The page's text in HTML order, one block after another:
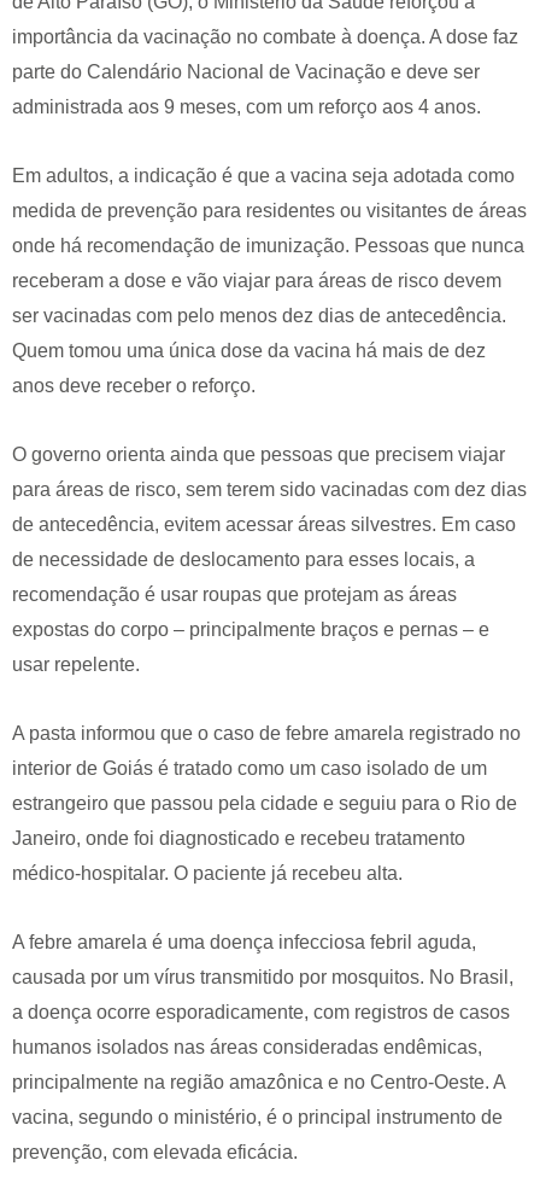
importância da vacinação no combate à doença. A dose faz
parte do Calendário Nacional de Vacinação e deve ser
administrada aos 9 meses, com um reforço aos 4 anos.
Em adultos, a indicação é que a vacina seja adotada como
medida de prevenção para residentes ou visitantes de áreas
onde há recomendação de imunização. Pessoas que nunca
receberam a dose e vão viajar para áreas de risco devem
ser vacinadas com pelo menos dez dias de antecedência.
Quem tomou uma única dose da vacina há mais de dez
anos deve receber o reforço.
O governo orienta ainda que pessoas que precisem viajar
para áreas de risco, sem terem sido vacinadas com dez dias
de antecedência, evitem acessar áreas silvestres. Em caso
de necessidade de deslocamento para esses locais, a
recomendação é usar roupas que protejam as áreas
expostas do corpo – principalmente braços e pernas – e
usar repelente.
A pasta informou que o caso de febre amarela registrado no
interior de Goiás é tratado como um caso isolado de um
estrangeiro que passou pela cidade e seguiu para o Rio de
Janeiro, onde foi diagnosticado e recebeu tratamento
médico-hospitalar. O paciente já recebeu alta.
A febre amarela é uma doença infecciosa febril aguda,
causada por um vírus transmitido por mosquitos. No Brasil,
a doença ocorre esporadicamente, com registros de casos
humanos isolados nas áreas consideradas endêmicas,
principalmente na região amazônica e no Centro-Oeste. A
vacina, segundo o ministério, é o principal instrumento de
prevenção, com elevada eficácia.